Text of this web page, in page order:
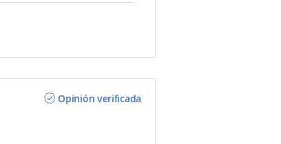
Opinión verificada